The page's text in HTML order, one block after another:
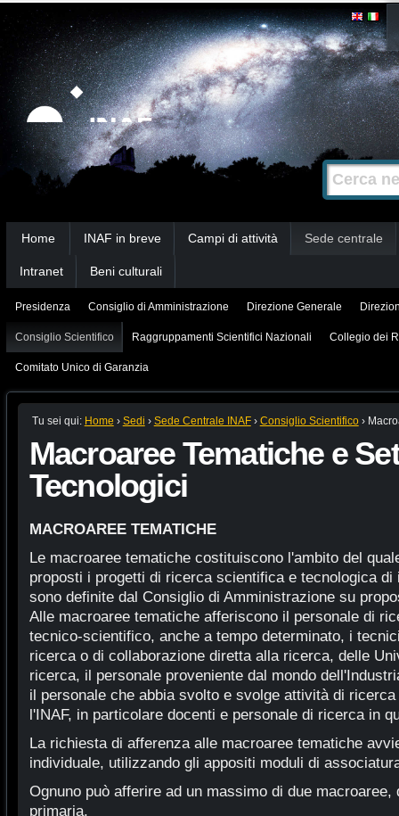
Strumenti
personali
Salta
contenuti.
|
Salta
alla
navigazione
Cerca nel
Ricerca
avanzata…
Home INAF in breve Campi di attività Sede centrale
Intranet Beni culturali
Presidenza Consiglio di Amministrazione Direzione Generale
Consiglio Scientifico Raggruppamenti Scientifici Nazionali Collegio dei
Comitato Unico di Garanzia
Tu sei qui: Home › Sedi › Sede Centrale INAF › Consiglio Scientifico ›
Macroaree Tematiche e
Tecnologici
MACROAREE TEMATICHE
Le macroaree tematiche costituiscono l'ambito del
proposti i progetti di ricerca scientifica e tecnologica
sono definite dal Consiglio di Amministrazione su
Alle macroaree tematiche afferiscono il personale di
tecnico-scientifico, anche a tempo determinato, i
ricerca o di collaborazione diretta alla ricerca, delle
ricerca, il personale proveniente dal mondo
il personale che abbia svolto e svolge attività di
l'INAF, in particolare docenti e personale di ricerca in
La richiesta di afferenza alle macroaree tematiche
individuale, utilizzando gli appositi moduli di
Ognuno può afferire ad un massimo di due macroaree,
primaria.